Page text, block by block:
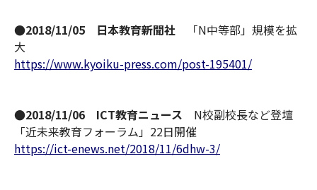
●2018/11/05 日本教育新聞社 「N中等部」規模を拡
大
https://www.kyoiku-press.com/post-195401/
●2018/11/06 ICT教育ニュース N校副校長など登壇
「近未来教育フォーラム」22日開催
https://ict-enews.net/2018/11/6dhw-3/